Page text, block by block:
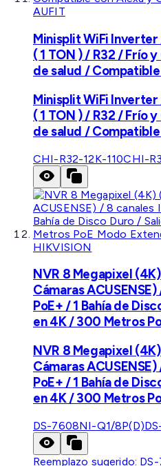
AUFIT
Minisplit WiFi Inverter
( 1 TON ) / R32 / Frío
de salud /
Minisplit WiFi Inverter
( 1 TON ) / R32 / Frío
de salud /
CHI-R32-12K-110CHI-
HIKVISION
NVR 8 Megapixel
Cámaras
PoE+ / 1 Bahía de
en 4K / 300 Metros
NVR 8 Megapixel
Cámaras
PoE+ / 1 Bahía de
en 4K / 300 Metros
DS-7608NI-Q1/8P(D)
Reemplazo sugerido: